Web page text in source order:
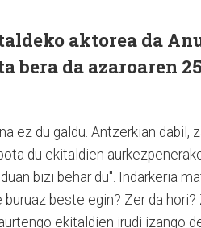
aktorea da
bera da azaroaren
ez du galdu. Antzerkian dabil,
du ekitaldien
bizi behar du". Indarkeria
beste egin? Zer da
ekitaldien irudi izango